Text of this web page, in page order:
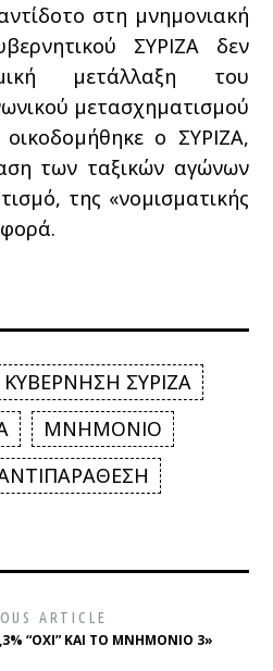
στη μνημονιακή
ΣΥΡΙΖΑ δεν
μετάλλαξη του
μετασχηματισμού
ο ΣΥΡΙΖΑ,
των ταξικών αγώνων
της «νομισματικής
ΚΥΒΕΡΝΗΣΗ ΣΥΡΙΖΑ
ΜΝΗΜΟΝΙΟ
ARTICLE
“ΌΧΙ” ΚΑΙ ΤΟ ΜΝΗΜΌΝΙΟ 3»